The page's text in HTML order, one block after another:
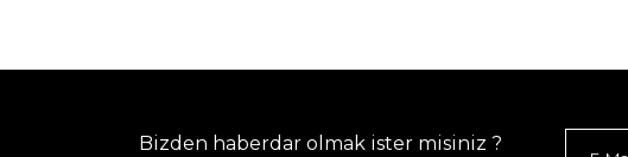
Bizden haberdar olmak ister misiniz ?